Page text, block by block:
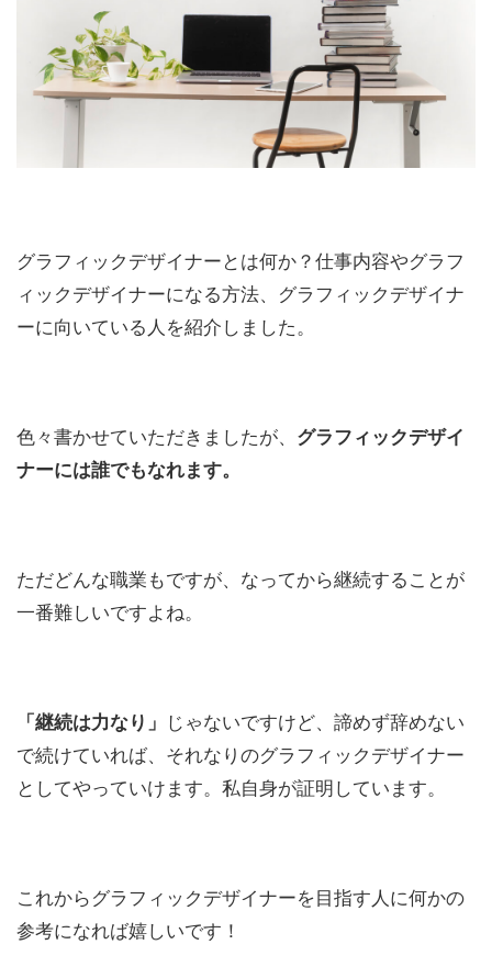
グラフィックデザイナーとは何か？仕事内容やグラフ
ィックデザイナーになる方法、グラフィックデザイナ
ーに向いている人を紹介しました。
色々書かせていただきましたが、 グラフィックデザイ
ナーには誰でもなれます。
ただどんな職業もですが、なってから継続することが
一番難しいですよね。
「継続は力なり」 じゃないですけど、諦めず辞めない
で続けていれば、それなりのグラフィックデザイナー
としてやっていけます。私自身が証明しています。
これからグラフィックデザイナーを目指す人に何かの
参考になれば嬉しいです！